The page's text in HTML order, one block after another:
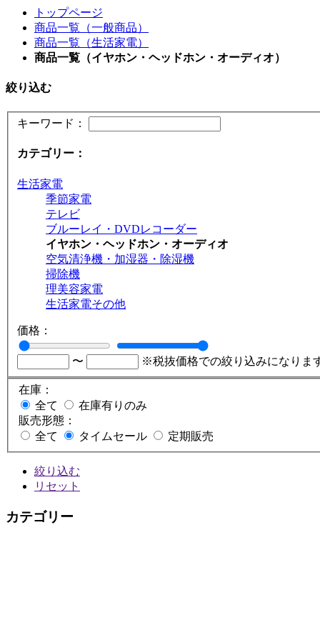
トップページ
商品一覧（一般商品）
商品一覧（生活家電）
商品一覧（イヤホン・ヘッドホン・オーディオ）
絞り込む
キーワード：
カテゴリー：
生活家電
季節家電
テレビ
ブルーレイ・DVDレコーダー
イヤホン・ヘッドホン・オーディオ
空気清浄機・加湿器・除湿機
掃除機
理美容家電
生活家電その他
価格：
〜 ※税抜価格での絞り込みになりま
在庫：
全て
在庫有りのみ
販売形態：
全て
タイムセール 定期販売
絞り込む
リセット
カテゴリー